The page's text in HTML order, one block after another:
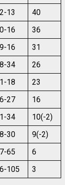
13
40
16
36
16
31
34
26
18
23
27
16
34
10(-2)
30
9(-2)
65
6
105 3